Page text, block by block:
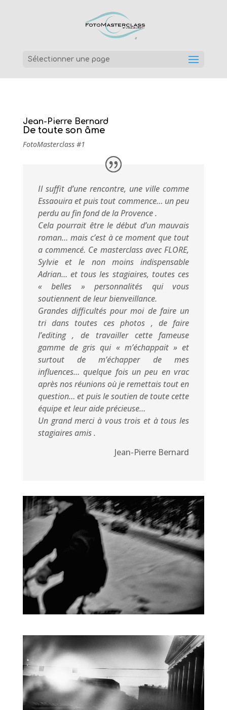
Sélectionner une page
Jean-Pierre Bernard
De toute son âme
FotoMasterclass #1
Il suffit d’une rencontre, une ville comme
Essaouira et puis tout commence… un peu
perdu au fin fond de la Provence .
Cela pourrait être le début d’un mauvais
roman… mais c’est à ce moment que tout
a commencé. Ce masterclass avec FLORE,
Sylvie et le non moins indispensable
Adrian… et tous les stagiaires, toutes ces
« belles » personnalités qui vous
soutiennent de leur bienveillance.
Grandes difficultés pour moi de faire un
tri dans toutes ces photos , de faire
l’editing , de travailler cette fameuse
gamme de gris qui « m’échappait » et
surtout de m’échapper de mes
influences… quelque fois un peu en vrac
après nos réunions où je remettais tout en
question… et puis le soutien de toute cette
équipe et leur aide précieuse…
Un grand merci à vous trois et à tous les
stagiaires amis .
Jean-Pierre Bernard